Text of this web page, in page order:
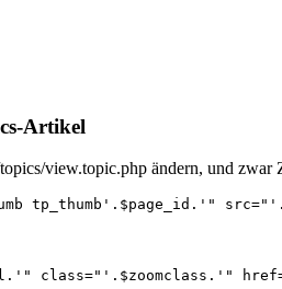
Artikel
view.topic.php ändern, und zwar
tp_thumb'.$page_id.'"
class="'.$zoomclass.'"